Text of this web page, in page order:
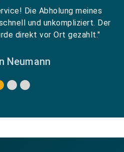
Die Abholung meines
und unkompliziert. Der
direkt vor Ort gezahlt."
Neumann